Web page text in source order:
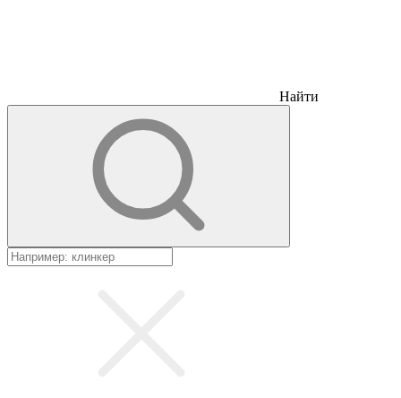
Найти